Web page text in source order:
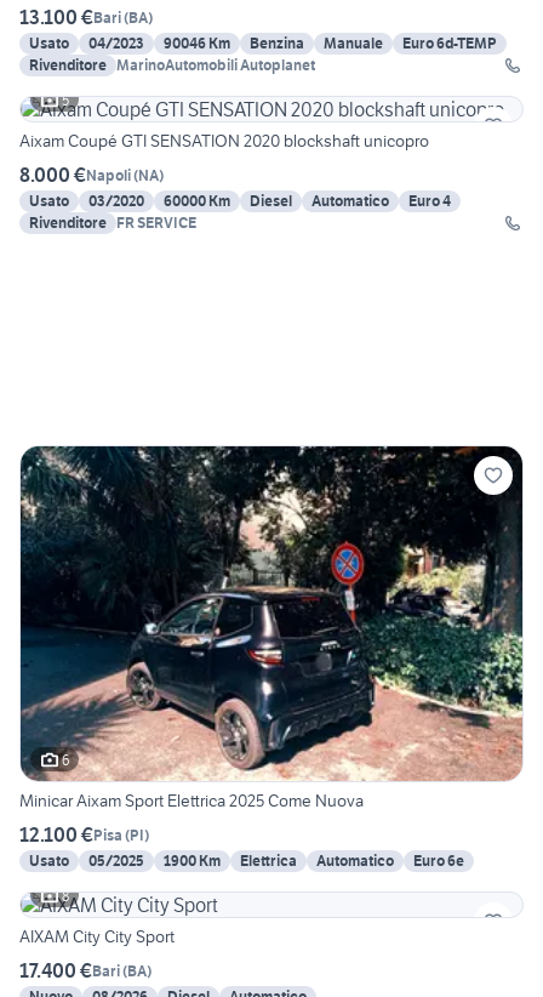
13.100 €Bari(BA)
Usato
04/2023 90046 Km Benzina Manuale
Euro 6d-TEMP
Rivenditore MarinoAutomobili Autoplanet
5
Aixam Coupé GTI SENSATION 2020 blockshaft unicopro
8.000 €Napoli(NA)
Usato
03/2020 60000 Km Diesel Automatico
Euro 4
Rivenditore FR SERVICE
6
Minicar Aixam Sport Elettrica 2025 Come Nuova
12.100 €Pisa (PI)
Usato
05/2025 1900 Km Elettrica Automatico
Euro 6e
8
AIXAM City City Sport
17.400 €Bari(BA)